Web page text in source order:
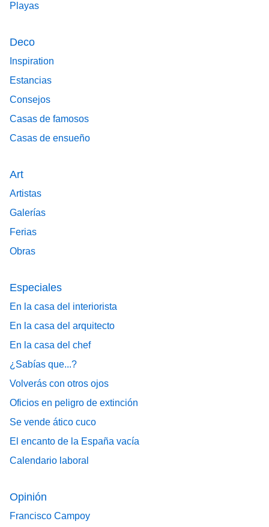
Playas
Deco
Inspiration
Estancias
Consejos
Casas de famosos
Casas de ensueño
Art
Artistas
Galerías
Ferias
Obras
Especiales
En la casa del interiorista
En la casa del arquitecto
En la casa del chef
¿Sabías que...?
Volverás con otros ojos
Oficios en peligro de extinción
Se vende ático cuco
El encanto de la España vacía
Calendario laboral
Opinión
Francisco Campoy